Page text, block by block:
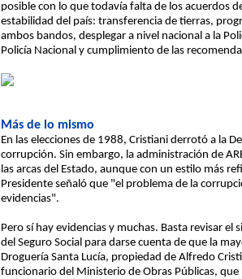
posible con lo que todavía falta de los acuerdos
estabilidad del país: transferencia de tierras,
ambos bandos, desplegar a nivel nacional a la
Policía Nacional y cumplimiento de las
Más de lo mismo
En las elecciones de 1988, Cristiani derrotó a la
corrupción. Sin embargo, la administración de
las arcas del Estado, aunque con un estilo más
Presidente señaló que "el problema de la
evidencias".
Pero sí hay evidencias y muchas. Basta revisar
del Seguro Social para darse cuenta de que la
Droguería Santa Lucía, propiedad de Alfredo
funcionario del Ministerio de Obras Públicas,